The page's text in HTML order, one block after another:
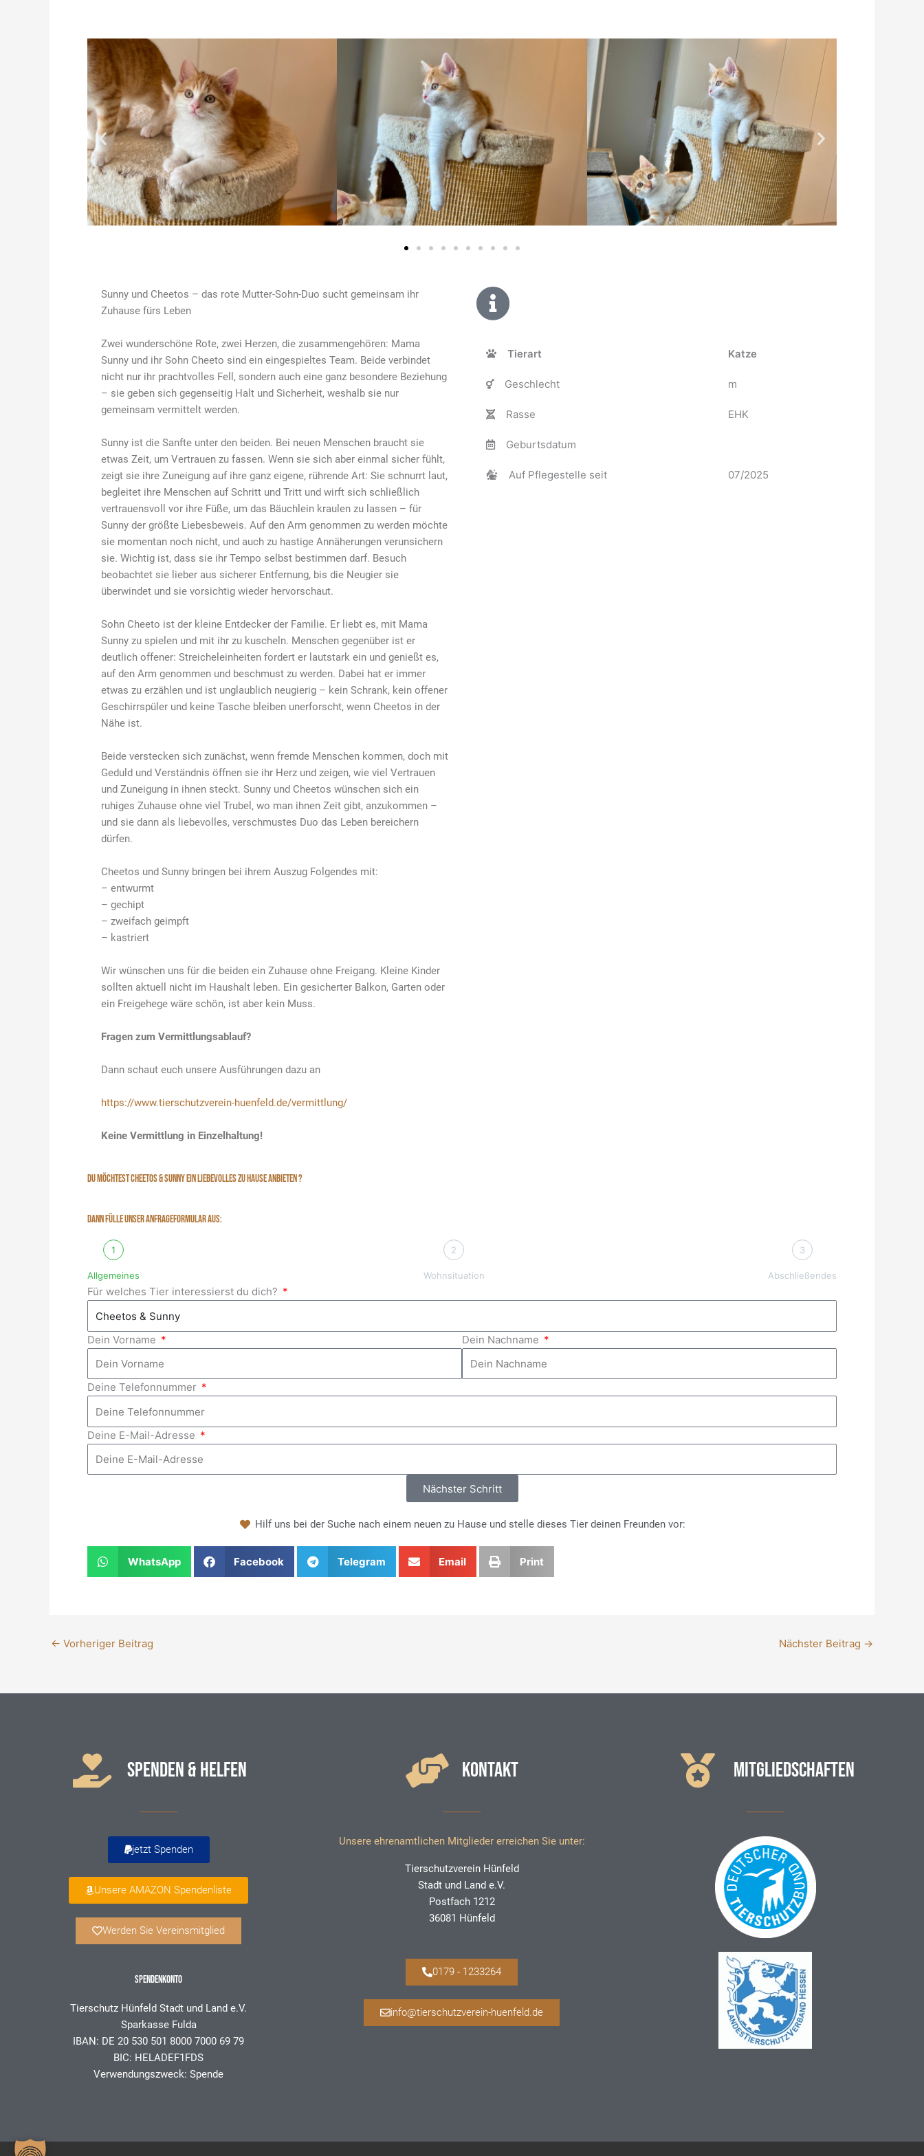
Sunny und Cheetos – das rote Mutter-Sohn-Duo sucht gemeinsam ihr
Zuhause fürs Leben
Zwei wunderschöne Rote, zwei Herzen, die zusammengehören: Mama
Sunny und ihr Sohn Cheeto sind ein eingespieltes Team. Beide verbindet
nicht nur ihr prachtvolles Fell, sondern auch eine ganz besondere Beziehung
– sie geben sich gegenseitig Halt und Sicherheit, weshalb sie nur
gemeinsam vermittelt werden.
Sunny ist die Sanfte unter den beiden. Bei neuen Menschen braucht sie
etwas Zeit, um Vertrauen zu fassen. Wenn sie sich aber einmal sicher fühlt,
zeigt sie ihre Zuneigung auf ihre ganz eigene, rührende Art: Sie schnurrt laut,
begleitet ihre Menschen auf Schritt und Tritt und wirft sich schließlich
vertrauensvoll vor ihre Füße, um das Bäuchlein kraulen zu lassen – für
Sunny der größte Liebesbeweis. Auf den Arm genommen zu werden möchte
sie momentan noch nicht, und auch zu hastige Annäherungen verunsichern
sie. Wichtig ist, dass sie ihr Tempo selbst bestimmen darf. Besuch
beobachtet sie lieber aus sicherer Entfernung, bis die Neugier sie
überwindet und sie vorsichtig wieder hervorschaut.
Sohn Cheeto ist der kleine Entdecker der Familie. Er liebt es, mit Mama
Sunny zu spielen und mit ihr zu kuscheln. Menschen gegenüber ist er
deutlich offener: Streicheleinheiten fordert er lautstark ein und genießt es,
auf den Arm genommen und beschmust zu werden. Dabei hat er immer
etwas zu erzählen und ist unglaublich neugierig – kein Schrank, kein offener
Geschirrspüler und keine Tasche bleiben unerforscht, wenn Cheetos in der
Nähe ist.
Beide verstecken sich zunächst, wenn fremde Menschen kommen, doch mit
Geduld und Verständnis öffnen sie ihr Herz und zeigen, wie viel Vertrauen
und Zuneigung in ihnen steckt. Sunny und Cheetos wünschen sich ein
ruhiges Zuhause ohne viel Trubel, wo man ihnen Zeit gibt, anzukommen –
und sie dann als liebevolles, verschmustes Duo das Leben bereichern
dürfen.
Cheetos und Sunny bringen bei ihrem Auszug Folgendes mit:
– entwurmt
– gechipt
– zweifach geimpft
– kastriert
Wir wünschen uns für die beiden ein Zuhause ohne Freigang. Kleine Kinder
sollten aktuell nicht im Haushalt leben. Ein gesicherter Balkon, Garten oder
ein Freigehege wäre schön, ist aber kein Muss.
Fragen zum Vermittlungsablauf?
Dann schaut euch unsere Ausführungen dazu an
https://www.tierschutzverein-huenfeld.de/vermittlung/
Keine Vermittlung in Einzelhaltung!
Tierart Katze
Geschlecht m
Rasse EHK
Geburtsdatum
Auf Pflegestelle seit 07/2025
DU MÖCHTEST CHEETOS & SUNNY EIN LIEBEVOLLES ZU HAUSE ANBIETEN ?
DANN FÜLLE UNSER ANFRAGEFORMULAR AUS:
1
Allgemeines
2
Wohnsituation
3
Abschließendes
Für welches Tier interessierst du dich?
Dein Vorname Dein Nachname
Deine Telefonnummer
Deine E-Mail-Adresse
Nächster Schritt
Hilf uns bei der Suche nach einem neuen zu Hause und stelle dieses Tier deinen Freunden vor:
WhatsApp Facebook Telegram Email Print
← Vorheriger Beitrag Nächster Beitrag →
SPENDEN & HELFEN
jetzt Spenden
Unsere AMAZON Spendenliste
Werden Sie Vereinsmitglied
SPENDENKONTO
Tierschutz Hünfeld Stadt und Land e.V.
Sparkasse Fulda
IBAN: DE 20 530 501 8000 7000 69 79
BIC: HELADEF1FDS
Verwendungszweck: Spende
KONTAKT
Unsere ehrenamtlichen Mitglieder erreichen Sie unter:
Tierschutzverein Hünfeld
Stadt und Land e.V.
Postfach 1212
36081 Hünfeld
0179 - 1233264
info@tierschutzverein-huenfeld.de
MITGLIEDSCHAFTEN